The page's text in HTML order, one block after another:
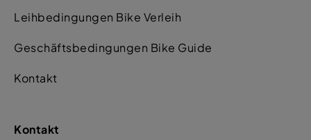
Leihbedingungen Bike Verleih
Geschäftsbedingungen Bike Guide
Kontakt
Kontakt